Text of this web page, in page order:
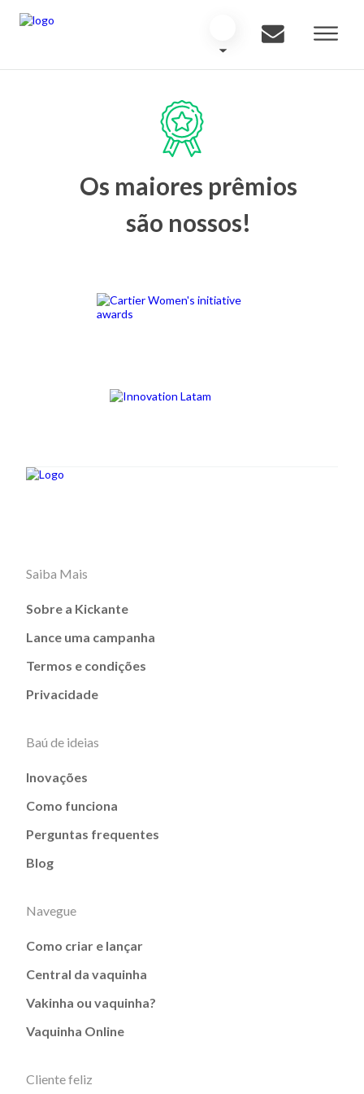
Os maiores prêmios
são nossos!
Saiba Mais
Sobre a Kickante
Lance uma campanha
Termos e condições
Privacidade
Baú de ideias
Inovações
Como funciona
Perguntas frequentes
Blog
Navegue
Como criar e lançar
Central da vaquinha
Vakinha ou vaquinha?
Vaquinha Online
Cliente feliz